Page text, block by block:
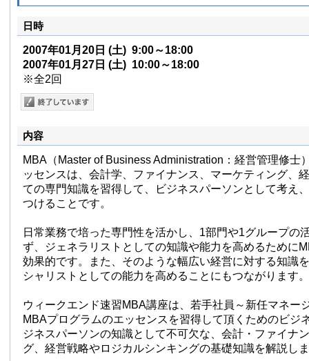
日時
2007年01月20日 (土) 9:00～18:00
2007年01月27日 (土) 10:00～18:00
※全2回
内容
MBA（Master of Business Administration：経営管理修士
ッセンスは、会計学、ファイナンス、マーケティング、
ての専門知識を習得して、ビジネスパーソンとして考え
つけることです。
日常業務で培った専門性を活かし、1部門や1グループの
ず、ジェネラリストとしての知識や能力を高めるために
効果的です。また、そのような幅広い経営に対する知識
シャリストとしての能力を高めることにもつながります。
ウィークエンド速習MBA講座は、若手社員～新任マネー
MBAプログラムのエッセンスを習得して頂くためのビジ
ジネスパーソンの知識として不可欠な、会計・ファイナ
グ、経営戦略やロジカルシンキングの基礎知識を解説し